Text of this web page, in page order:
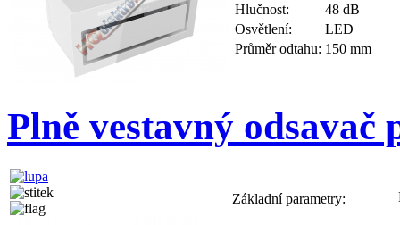
Hlučnost:
48 dB
Osvětlení:
LED
Průměr odtahu: 150 mm
Plně vestavný
Základní parametry: